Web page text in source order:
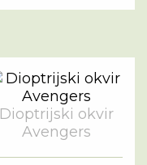
Dioptrijski okvir
Avengers